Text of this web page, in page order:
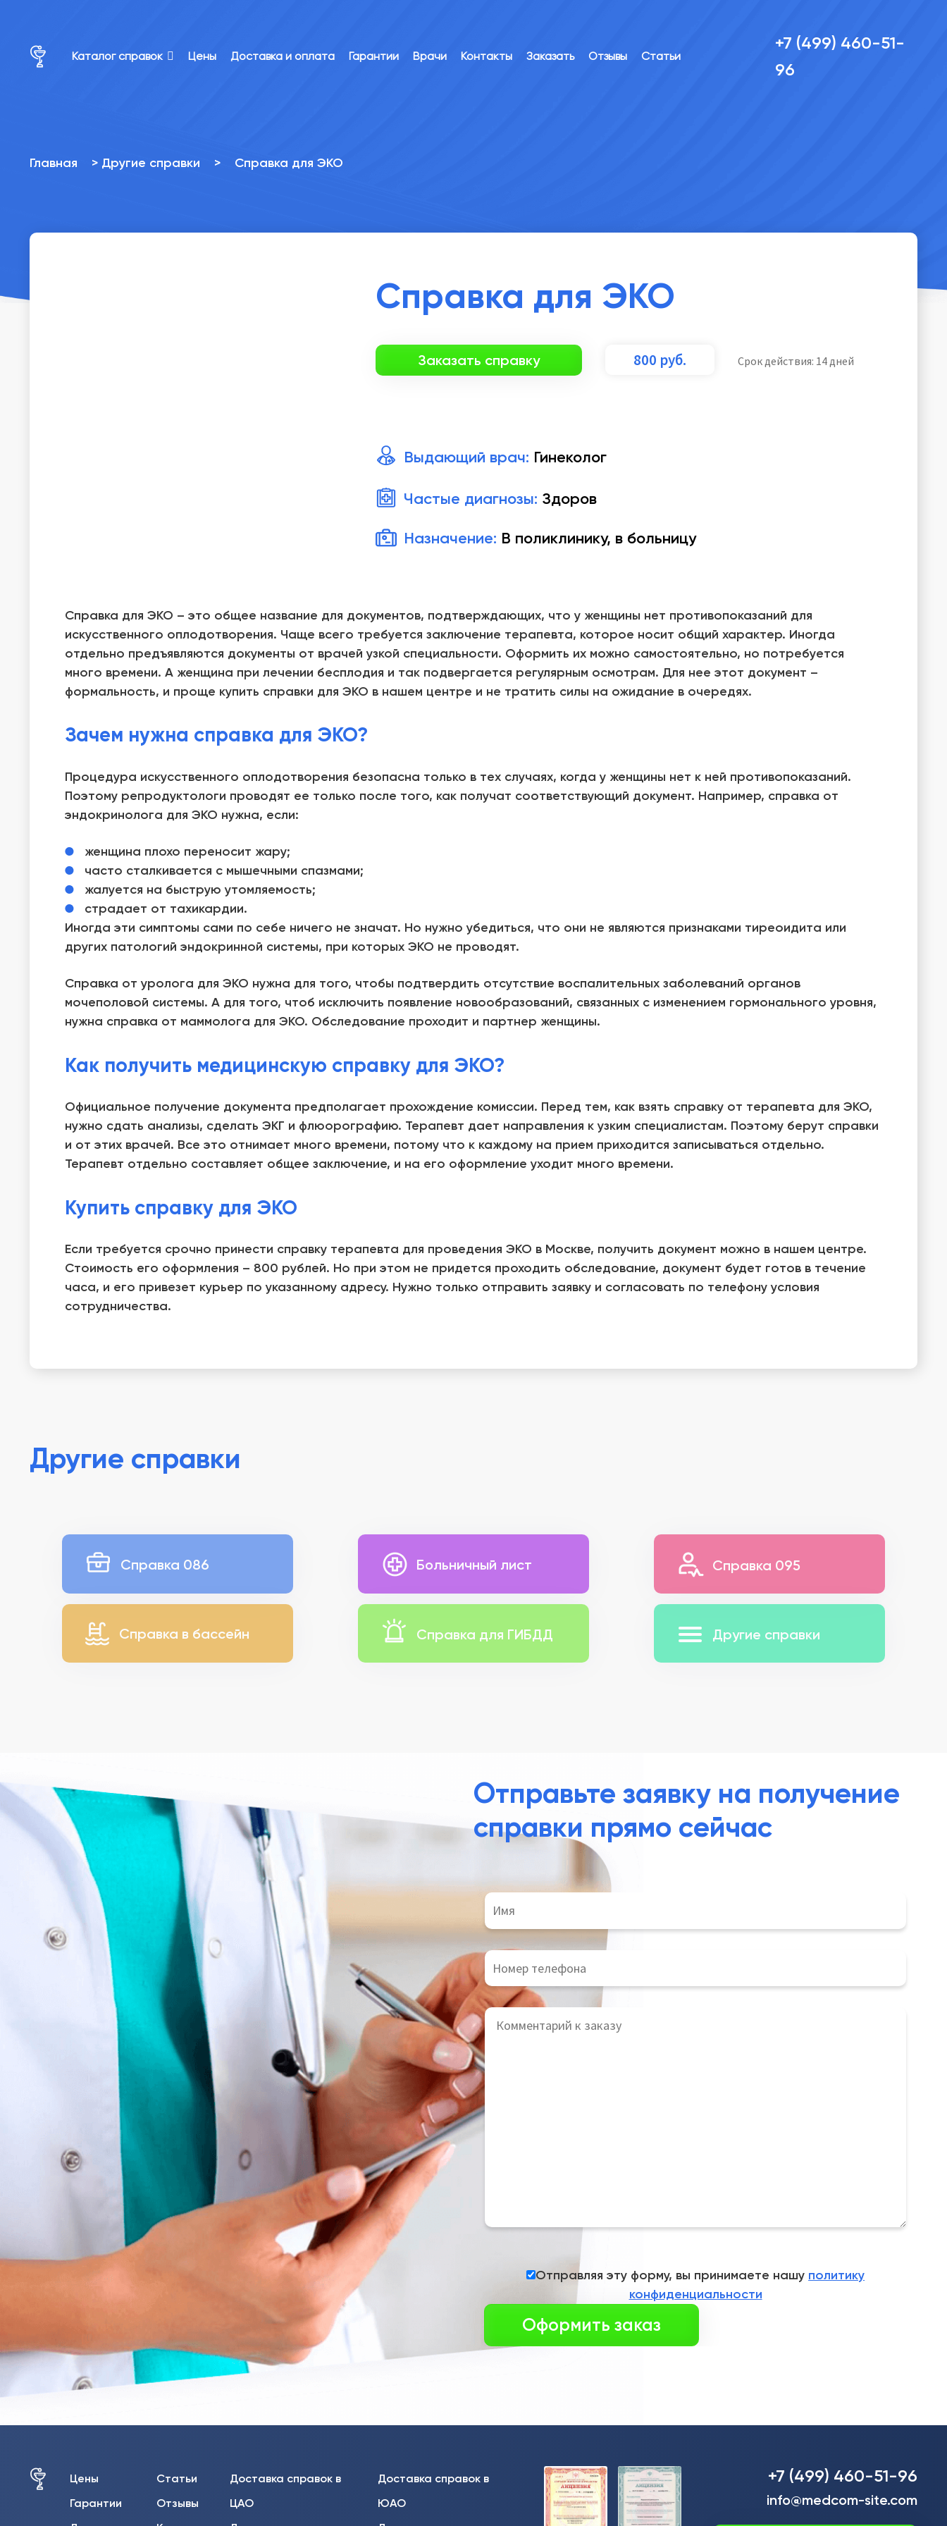
Каталог справок Цены Доставка и оплата Гарантии Врачи Контакты Заказать Отзывы Статьи
+7 (499) 460-51-
96
Главная > Другие справки > Справка для ЭКО
Справка для ЭКО
Заказать справку 800 руб. Срок действия: 14 дней
Выдающий врач: Гинеколог
Частые диагнозы: Здоров
Назначение: В поликлинику, в больницу
Справка для ЭКО – это общее название для документов, подтверждающих, что у женщины нет противопоказаний для
искусственного оплодотворения. Чаще всего требуется заключение терапевта, которое носит общий характер. Иногда
отдельно предъявляются документы от врачей узкой специальности. Оформить их можно самостоятельно, но потребуется
много времени. А женщина при лечении бесплодия и так подвергается регулярным осмотрам. Для нее этот документ –
формальность, и проще купить справки для ЭКО в нашем центре и не тратить силы на ожидание в очередях.
Зачем нужна справка для ЭКО?
Процедура искусственного оплодотворения безопасна только в тех случаях, когда у женщины нет к ней противопоказаний.
Поэтому репродуктологи проводят ее только после того, как получат соответствующий документ. Например, справка от
эндокринолога для ЭКО нужна, если:
женщина плохо переносит жару;
часто сталкивается с мышечными спазмами;
жалуется на быструю утомляемость;
страдает от тахикардии.
Иногда эти симптомы сами по себе ничего не значат. Но нужно убедиться, что они не являются признаками тиреоидита или
других патологий эндокринной системы, при которых ЭКО не проводят.
Справка от уролога для ЭКО нужна для того, чтобы подтвердить отсутствие воспалительных заболеваний органов
мочеполовой системы. А для того, чтоб исключить появление новообразований, связанных с изменением гормонального уровня,
нужна справка от маммолога для ЭКО. Обследование проходит и партнер женщины.
Как получить медицинскую справку для ЭКО?
Официальное получение документа предполагает прохождение комиссии. Перед тем, как взять справку от терапевта для ЭКО,
нужно сдать анализы, сделать ЭКГ и флюорографию. Терапевт дает направления к узким специалистам. Поэтому берут справки
и от этих врачей. Все это отнимает много времени, потому что к каждому на прием приходится записываться отдельно.
Терапевт отдельно составляет общее заключение, и на его оформление уходит много времени.
Купить справку для ЭКО
Если требуется срочно принести справку терапевта для проведения ЭКО в Москве, получить документ можно в нашем центре.
Стоимость его оформления – 800 рублей. Но при этом не придется проходить обследование, документ будет готов в течение
часа, и его привезет курьер по указанному адресу. Нужно только отправить заявку и согласовать по телефону условия
сотрудничества.
Другие справки
Справка 086 Больничный лист Справка 095
Справка в бассейн Справка для ГИБДД Другие справки
Отправьте заявку на получение
справки прямо сейчас
Отправляя эту форму, вы принимаете нашу политику
конфиденциальности
Цены
Гарантии
Статьи
Отзывы
Доставка справок в
ЦАО
Доставка справок в
ЮАО
+7 (499) 460-51-96
info@medcom-site.com